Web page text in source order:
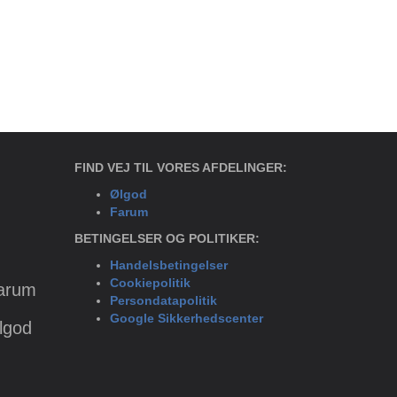
FIND VEJ TIL VORES AFDELINGER:
Ølgod
Farum
BETINGELSER OG POLITIKER:
Handelsbetingelser
Cookiepolitik
Persondatapolitik
Google Sikkerhedscenter